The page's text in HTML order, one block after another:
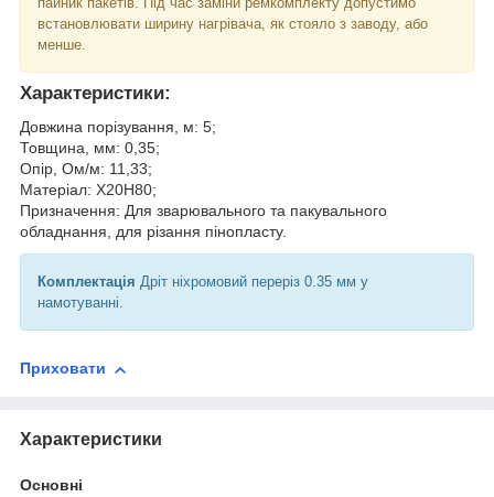
встановлювати ширину нагрівача, як стояло з заводу, або
менше.
Характеристики:
Довжина порізування, м: 5;
Товщина, мм: 0,35;
Опір, Ом/м: 11,33;
Матеріал: Х20Н80;
Призначення: Для зварювального та пакувального
обладнання, для різання пінопласту.
Комплектація Дріт ніхромовий переріз 0.35 мм у
намотуванні.
Приховати
Характеристики
Основні